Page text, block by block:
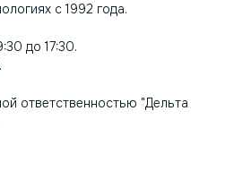
с 1992 года.
до 17:30.
ответственностью "Дельта